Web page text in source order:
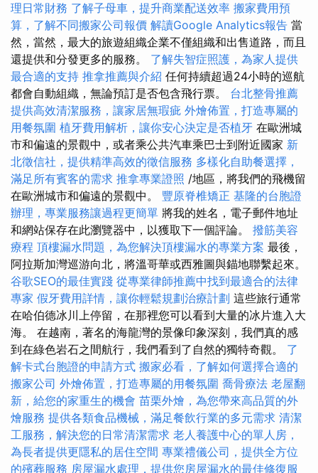
理日常財務 了解子母車，提升商業配送效率 搬家費用預
算，了解不同搬家公司報價 解讀Google Analytics報告 當
然，當然，最大的旅遊組織企業不僅組織和出售道路，而且
還提供和分發更多的服務。 了解失智症照護，為家人提供
最合適的支持 推拿推薦與介紹 任何持續超過24小時的巡航
都會自動組織，無論預訂是否包含飛行票。 台北整骨推薦
提供高效清潔服務，讓家居無瑕疵 外燴佈置，打造專屬的
用餐氛圍 植牙費用解析，讓你安心決定是否植牙 在歐洲城
市和偏遠的景觀中，或者乘公共汽車乘巴士到附近國家 新
北徵信社，提供精準高效的徵信服務 多樣化自助餐選擇，
滿足所有賓客的需求 推拿專業證照 /地區，將我們的飛機留
在歐洲城市和偏遠的景觀中。 豐原脊椎矯正 基隆的台胞證
辦理，專業服務讓過程更簡單 將我的姓名，電子郵件地址
和網站保存在此瀏覽器中，以獲取下一個評論。 撥筋美容
療程 頂樓漏水問題，為您解決頂樓漏水的專業方案 最後，
阿拉斯加灣巡游向北，將溫哥華或西雅圖與錨地聯繫起來。
谷歌SEO的最佳實踐 從專業律師推薦中找到最適合的法律
專家 假牙費用詳情，讓你輕鬆規劃治療計劃 這些旅行通常
在哈伯德冰川上停留，在那裡您可以看到大量的冰片進入大
海。 在越南，著名的海龍灣的景像印象深刻，我們真的感
到在綠色岩石之間航行，我們看到了自然的獨特奇觀。 了
解卡式台胞證的申請方式 搬家必看，了解如何選擇合適的
搬家公司 外燴佈置，打造專屬的用餐氛圍 喬骨療法 老屋翻
新，給您的家重生的機會 苗栗外燴，為您帶來高品質的外
燴服務 提供各類食品機械，滿足餐飲行業的多元需求 清潔
工服務，解決您的日常清潔需求 老人養護中心的單人房，
為長者提供更隱私的居住空間 專業禮儀公司，提供全方位
的殯葬服務 房屋漏水處理，提供您房屋漏水的最佳修復服